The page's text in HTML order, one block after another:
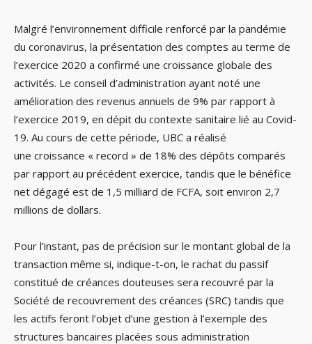
Malgré l’environnement difficile renforcé par la pandémie
du coronavirus, la présentation des comptes au terme de
l’exercice 2020 a confirmé une croissance globale des
activités. Le conseil d’administration ayant noté une
amélioration des revenus annuels de 9% par rapport à
l’exercice 2019, en dépit du contexte sanitaire lié au Covid-
19. Au cours de cette période, UBC a réalisé
une croissance « record » de 18% des dépôts comparés
par rapport au précédent exercice, tandis que le bénéfice
net dégagé est de 1,5 milliard de FCFA, soit environ 2,7
millions de dollars.
Pour l’instant, pas de précision sur le montant global de la
transaction même si, indique-t-on, le rachat du passif
constitué de créances douteuses sera recouvré par la
Société de recouvrement des créances (SRC) tandis que
les actifs feront l’objet d’une gestion à l’exemple des
structures bancaires placées sous administration